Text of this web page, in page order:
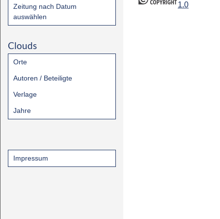
Zeitung nach Datum
auswählen
Clouds
Orte
Autoren / Beteiligte
Verlage
Jahre
Impressum
1.0